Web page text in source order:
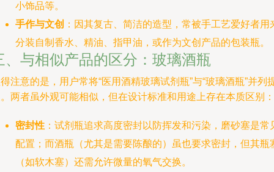
小饰品等。
手作与文创 ：因其复古、简洁的造型，常被手工艺爱好者用
分装自制香水、精油、指甲油，或作为文创产品的包装瓶。
、与相似产品的区分：玻璃酒瓶
注意的是，用户常将“医用酒精玻璃试剂瓶”与“玻璃酒瓶”并列
两者虽外观可能相似，但在设计标准和用途上存在本质区别：
密封性 ：试剂瓶追求高度密封以防挥发和污染，磨砂塞是常
配置；而酒瓶（尤其是需要陈酿的）虽也要求密封，但其瓶
（如软木塞）还需允许微量的氧气交换。